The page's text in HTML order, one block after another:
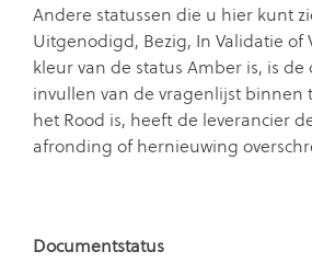
Andere statussen die u hier kunt
Uitgenodigd, Bezig, In Validatie of
kleur van de status Amber is, is
invullen van de vragenlijst binnen
het Rood is, heeft de leverancier
afronding of hernieuwing
Documentstatus